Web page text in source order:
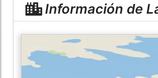
Información de